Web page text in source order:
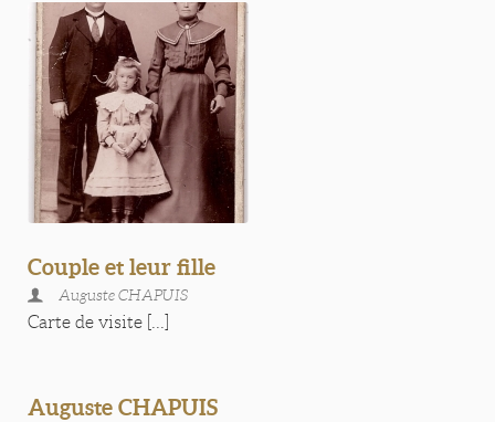
Couple et leur fille
Auguste CHAPUIS
Carte de visite [...]
Auguste CHAPUIS